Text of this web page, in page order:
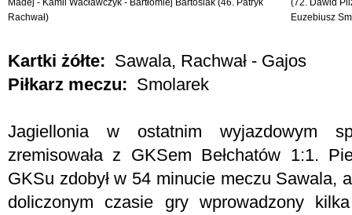
Madej - Kamil Wacławczyk - Bartłomiej Bartosiak (46. Patryk
Rachwał)
(72. Dawid
Euzebiusz
Kartki żółte: Sawala, Rachwał - Gajos
Piłkarz meczu: Smolarek
Jagiellonia w ostatnim wyjazdowym
zremisowała z GKSem Bełchatów 1:1.
GKSu zdobył w 54 minucie meczu Sawala,
doliczonym czasie gry wprowadzony